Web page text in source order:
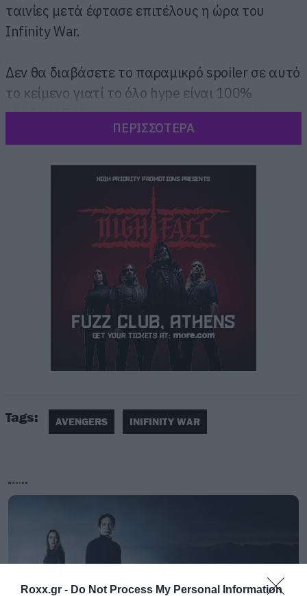
Roxx.gr - Do Not Process My Personal Information
ταινίες μετά έφτασε επιτέλους η ώρα του
Infinity War.
Δεν θα διαβάσετε το παραμικρό spoiler σε αυτό
το κείμενο γιατί το όλο hype είναι 100%
αληθινό. Πρέπει να δείτε την ταινία χωρίς να
έχετε την παραμικρή ιδέα για το τι θα συμβεί.
Ένας μικρός φόβος που είχα μπαίνοντας στο
ταινίας στην Ελλάδα, ήταν ότι θα γίνει
πανηγύρι και δεν θα μπορούμε να τη δούμε σαν
άνθρωποι. Κι όμως, σε έναν κινηματογράφο
ασφυκτικά γεμάτο από κόσμο και μάλιστα σε
προβολή μετά τις 11 το βράδυ περίπου 300
άτομα παρασύρθηκαν από την καλύτερη
ΠΕΡΙΣΣΟΤΕΡΑ
Tags: AVENGERS INIFINITY WAR
MOVIES